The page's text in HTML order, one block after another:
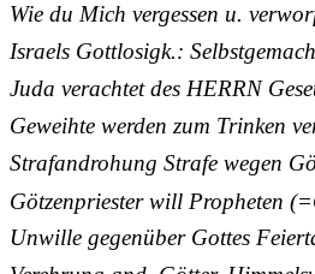
Wie du Mich vergessen u.
Israels Gottlosigk.:
Juda verachtet des HERRN
Geweihte werden zum Trinken
Strafandrohung Strafe wegen
Götzenpriester will Propheten
Unwille gegenüber Gottes